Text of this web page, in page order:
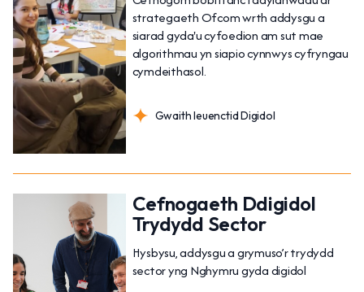
strategaeth Ofcom wrth addysgu a
siarad gyda'u cyfoedion am sut mae
algorithmau yn siapio cynnwys cyfryngau
cymdeithasol.
Gwaith Ieuenctid Digidol
Cefnogaeth Ddigidol
Trydydd Sector
Hysbysu, addysgu a grymuso’r trydydd
sector yng Nghymru gyda digidol